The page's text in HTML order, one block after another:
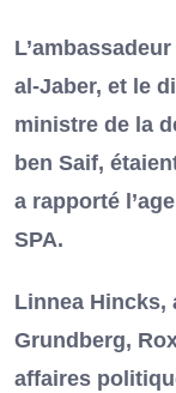
al-Jaber, et le
ministre de la
ben Saif,
a rapporté
SPA.
Linnea Hincks,
Grundberg,
affaires